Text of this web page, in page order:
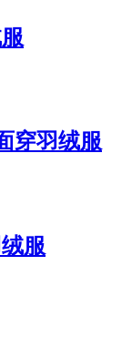
穿羽绒服
服